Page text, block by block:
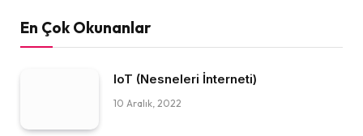
En Çok Okunanlar
IoT (Nesneleri İnterneti)
10 Aralık, 2022